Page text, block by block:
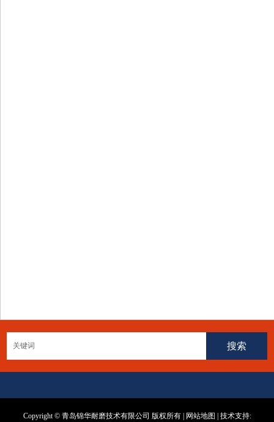
Copyright © 青岛锦华耐磨技术有限公司 版权所有 | 网站地图 | 技术支持: